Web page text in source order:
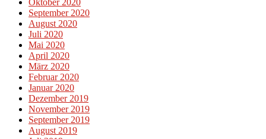
Oktober 2020
September 2020
August 2020
Juli 2020
Mai 2020
April 2020
März 2020
Februar 2020
Januar 2020
Dezember 2019
November 2019
September 2019
August 2019